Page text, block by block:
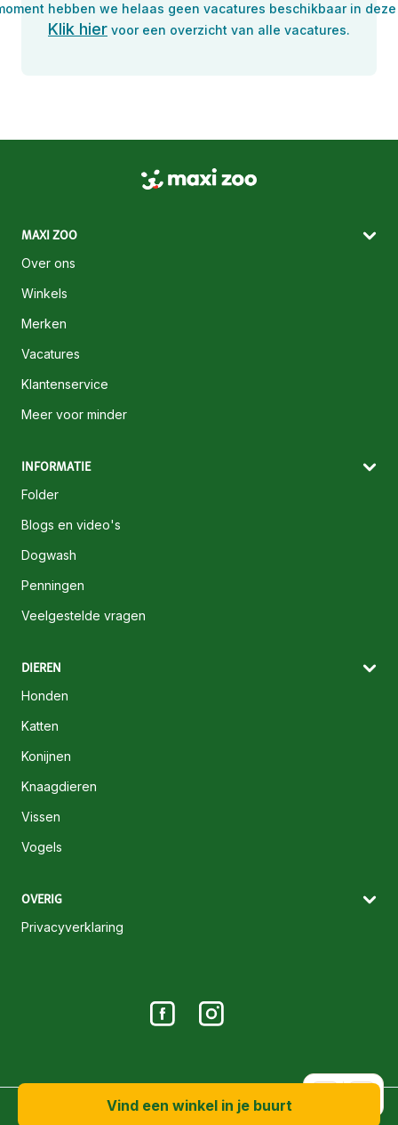
hebben we helaas geen vacatures beschikbaar in
Klik hier voor een overzicht van alle vacatures.
MAXI ZOO
Over ons
Winkels
Merken
Vacatures
Klantenservice
Meer voor minder
INFORMATIE
Folder
Blogs en video's
Dogwash
Penningen
Veelgestelde vragen
DIEREN
Honden
Katten
Konijnen
Knaagdieren
Vissen
Vogels
OVERIG
Privacyverklaring
Vind een winkel in je buurt